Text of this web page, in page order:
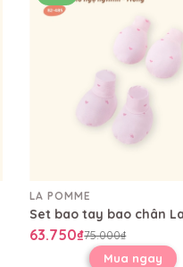
LA POMME
63.750₫75.000₫
Mua ngay